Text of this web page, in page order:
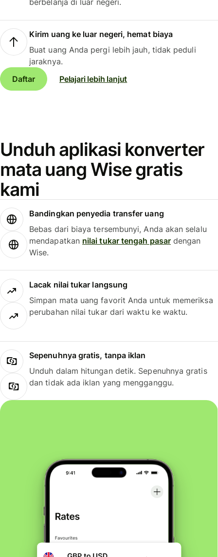
berbelanja di luar negeri.
Kirim uang ke luar negeri, hemat biaya
Buat uang Anda pergi lebih jauh, tidak peduli
jaraknya.
Daftar
Pelajari lebih lanjut
Unduh aplikasi konverter
mata uang Wise gratis
kami
Bandingkan penyedia transfer uang
Bebas dari biaya tersembunyi, Anda akan selalu
mendapatkan nilai tukar tengah pasardengan
Wise.
Lacak nilai tukar langsung
Simpan mata uang favorit Anda untuk memeriksa
perubahan nilai tukar dari waktu ke waktu.
Sepenuhnya gratis, tanpa iklan
Unduh dalam hitungan detik. Sepenuhnya gratis
dan tidak ada iklan yang mengganggu.